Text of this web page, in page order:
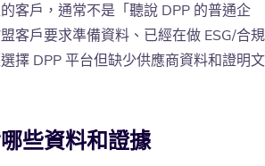
客戶，通常不是「聽說 DPP 的普通企
客戶要求準備資料、已經在做 ESG/合規
擇 DPP 平台但缺少供應商資料和證明文
些資料和證據